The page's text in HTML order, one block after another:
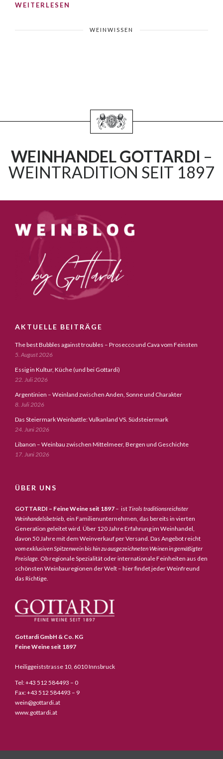
WEITERLESEN
WEINWISSEN
WEINHANDEL GOTTARDI –
WEINTRADITION SEIT 1897
AKTUELLE BEITRÄGE
The best Bubbles against troubles – Prosecco und Cava vom Feinsten
5. August 2026
Essig in Kultur, Küche (und bei Gottardi)
22. Juli 2026
Argentinien – Weinland zwischen Anden, Sonne und Charakter
8. Juli 2026
Das Steiermark Weinbattle: Vulkanland VS. Südsteiermark
24. Juni 2026
Libanon – Weinbau zwischen Mittelmeer, Bergen und Geschichte
17. Juni 2026
ÜBER UNS
GOTTARDI – Feine Weine seit 1897 – istTirols traditionsreichster
Weinhandelsbetrieb, ein Familienunternehmen, das bereits in vierten
Generation geleitet wird. Über 120 Jahre Erfahrung im Weinhandel,
davon 50 Jahre mit dem Weinverkauf per Versand. Das Angebot reicht
vom exklusiven Spitzenwein bis hin zu ausgezeichneten Weinen in gemäßigter
Preislage. Ob regionale Spezialität oder internationale Feinheiten aus den
schönsten Weinbauregionen der Welt – hier findet jeder Weinfreund
das Richtige.
Gottardi GmbH & Co. KG
Feine Weine seit 1897
Heiliggeiststrasse 10, 6010 Innsbruck
Tel: +43 512 584493 – 0
Fax: +43 512 584493 – 9
wein@gottardi.at
www.gottardi.at